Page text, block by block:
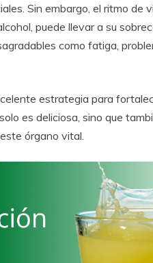
Sin embargo, el ritmo de
puede llevar a su
como fatiga,
estrategia para
es deliciosa, sino que
órgano vital.